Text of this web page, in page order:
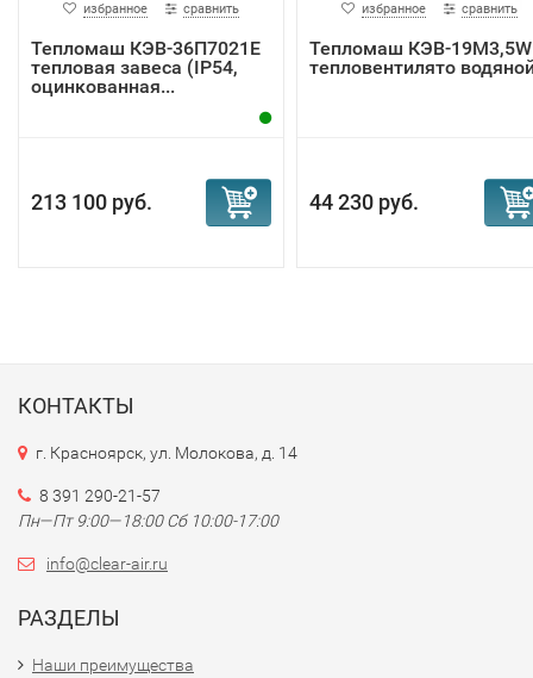
избранное сравнить
Тепломаш КЭВ-36П7021Е
тепловая завеса (IP54,
оцинкованная...
213 100 руб.
избранное сравнить
Тепломаш КЭВ-
тепловентилято
44 230 руб.
КОНТАКТЫ
г. Красноярск, ул. Молокова, д. 14
8 391 290-21-57
Пн—Пт 9:00—18:00 Сб 10:00-17:00
info@clear-air.ru
РАЗДЕЛЫ
Наши преимущества